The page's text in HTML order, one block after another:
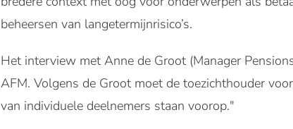
beheersen van langetermijnrisico’s.
Het interview met Anne de Groot (Manager
AFM. Volgens de Groot moet de toezichthouder
van individuele deelnemers staan voorop."